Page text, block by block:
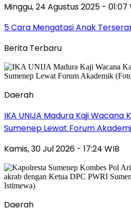
Minggu, 24 Agustus 2025 - 01:07
5 Cara Mengatasi Anak
Berita Terbaru
Daerah
IKA UNIJA Madura Kaji Wacana
Sumenep Lewat Forum
Kamis, 30 Jul 2026 - 17:24 WIB
Daerah